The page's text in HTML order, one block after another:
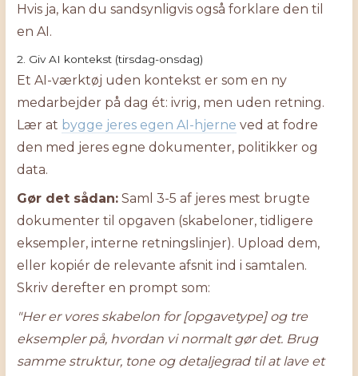
Hvis ja, kan du sandsynligvis også forklare den til
en AI.
2. Giv AI kontekst (tirsdag-onsdag)
Et AI-værktøj uden kontekst er som en ny
medarbejder på dag ét: ivrig, men uden retning.
Lær at bygge jeres egen AI-hjerne ved at fodre
den med jeres egne dokumenter, politikker og
data.
Gør det sådan: Saml 3-5 af jeres mest brugte
dokumenter til opgaven (skabeloner, tidligere
eksempler, interne retningslinjer). Upload dem,
eller kopiér de relevante afsnit ind i samtalen.
Skriv derefter en prompt som:
"Her er vores skabelon for [opgavetype] og tre
eksempler på, hvordan vi normalt gør det. Brug
samme struktur, tone og detaljegrad til at lave et